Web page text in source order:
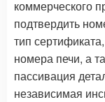
коммерческого
подтвердить
тип
номера печи, а
пассивация
независимая